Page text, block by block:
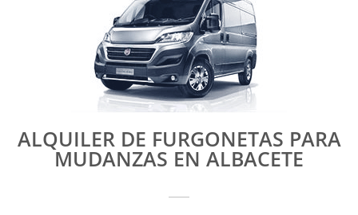
ALQUILER DE FURGONETAS PARA
MUDANZAS EN ALBACETE